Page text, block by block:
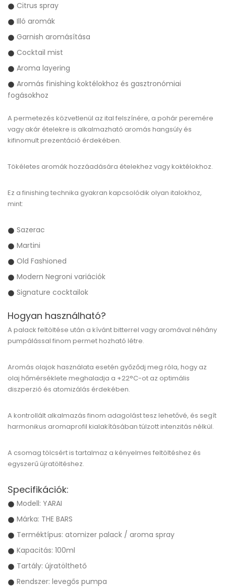
Citrus spray
Illó aromák
Garnish aromásítása
Cocktail mist
Aroma layering
Aromás finishing koktélokhoz és gasztronómiai
fogásokhoz
A permetezés közvetlenül az ital felszínére, a pohár peremére
vagy akár ételekre is alkalmazható aromás hangsúly és
kifinomult prezentáció érdekében.
Tökéletes aromák hozzáadására ételekhez vagy koktélokhoz.
Ez a finishing technika gyakran kapcsolódik olyan italokhoz,
mint:
Sazerac
Martini
Old Fashioned
Modern Negroni variációk
Signature cocktailok
Hogyan használható?
A palack feltöltése után a kívánt bitterrel vagy aromával néhány
pumpálással finom permet hozható létre.
Aromás olajok használata esetén győződj meg róla, hogy az
olaj hőmérséklete meghaladja a +22°C-ot az optimális
diszperzió és atomizálás érdekében.
A kontrollált alkalmazás finom adagolást tesz lehetővé, és segít
harmonikus aromaprofil kialakításában túlzott intenzitás nélkül.
A csomag tölcsért is tartalmaz a kényelmes feltöltéshez és
egyszerű újratöltéshez.
Specifikációk:
Modell: YARAI
Márka: THE BARS
Terméktípus: atomizer palack / aroma spray
Kapacitás: 100ml
Tartály: újratölthető
Rendszer: levegős pumpa